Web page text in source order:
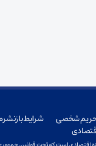
شخصی شرایط بازنشر